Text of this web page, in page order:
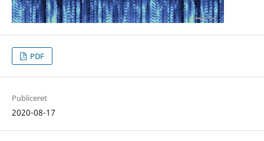
PDF
Publiceret
2020-08-17